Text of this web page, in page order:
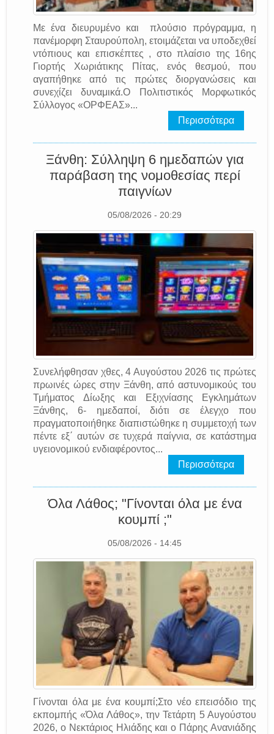
Με ένα διευρυμένο και πλούσιο πρόγραμμα, η
πανέμορφη Σταυρούπολη, ετοιμάζεται να υποδεχθεί
ντόπιους και επισκέπτες , στο πλαίσιο της 16ης
Γιορτής Χωριάτικης Πίτας, ενός θεσμού, που
αγαπήθηκε από τις πρώτες διοργανώσεις και
συνεχίζει δυναμικά.Ο Πολιτιστικός Μορφωτικός
Σύλλογος «ΟΡΦΕΑΣ»...
Περισσότερα
Ξάνθη: Σύλληψη 6 ημεδαπών για
παράβαση της νομοθεσίας περί
παιγνίων
05/08/2026 - 20:29
Συνελήφθησαν χθες, 4 Αυγούστου 2026 τις πρώτες
πρωινές ώρες στην Ξάνθη, από αστυνομικούς του
Τμήματος Δίωξης και Εξιχνίασης Εγκλημάτων
Ξάνθης, 6- ημεδαποί, διότι σε έλεγχο που
πραγματοποιήθηκε διαπιστώθηκε η συμμετοχή των
πέντε εξ΄ αυτών σε τυχερά παίγνια, σε κατάστημα
υγειονομικού ενδιαφέροντος...
Περισσότερα
Όλα Λάθος; "Γίνονται όλα με ένα
κουμπί ;"
05/08/2026 - 14:45
Γίνονται όλα με ένα κουμπί;Στο νέο επεισόδιο της
εκπομπής «Όλα Λάθος», την Τετάρτη 5 Αυγούστου
2026, ο Νεκτάριος Ηλιάδης και ο Πάρης Ανανιάδης